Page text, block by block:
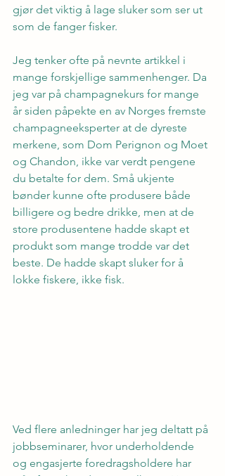
gjør det viktig å lage sluker som ser ut
som de fanger fisker.
Jeg tenker ofte på nevnte artikkel i
mange forskjellige sammenhenger. Da
jeg var på champagnekurs for mange
år siden påpekte en av Norges fremste
champagneeksperter at de dyreste
merkene, som Dom Perignon og Moet
og Chandon, ikke var verdt pengene
du betalte for dem. Små ukjente
bønder kunne ofte produsere både
billigere og bedre drikke, men at de
store produsentene hadde skapt et
produkt som mange trodde var det
beste. De hadde skapt sluker for å
lokke fiskere, ikke fisk.
Ved flere anledninger har jeg deltatt på
jobbseminarer, hvor underholdende
og engasjerte foredragsholdere har